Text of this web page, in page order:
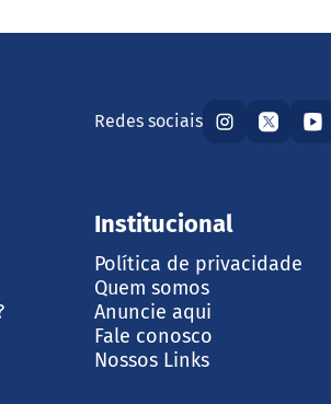
Redes sociais
Institucional
Política de privacidade
Quem somos
Anuncie aqui
Fale conosco
Nossos Links